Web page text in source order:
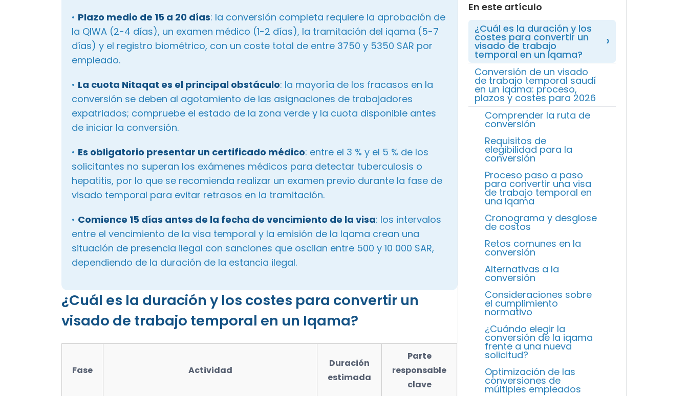
• Plazo medio de 15 a 20 días: la conversión completa requiere la aprobación de
la QIWA (2-4 días), un examen médico (1-2 días), la tramitación del iqama (5-7
días) y el registro biométrico, con un coste total de entre 3750 y 5350 SAR por
empleado.
• La cuota Nitaqat es el principal obstáculo: la mayoría de los fracasos en la
conversión se deben al agotamiento de las asignaciones de trabajadores
expatriados; compruebe el estado de la zona verde y la cuota disponible antes
de iniciar la conversión.
• Es obligatorio presentar un certificado médico: entre el 3 % y el 5 % de los
solicitantes no superan los exámenes médicos para detectar tuberculosis o
hepatitis, por lo que se recomienda realizar un examen previo durante la fase de
visado temporal para evitar retrasos en la tramitación.
• Comience 15 días antes de la fecha de vencimiento de la visa: los intervalos
entre el vencimiento de la visa temporal y la emisión de la Iqama crean una
situación de presencia ilegal con sanciones que oscilan entre 500 y 10 000 SAR,
dependiendo de la duración de la estancia ilegal.
¿Cuál es la duración y los costes para convertir un
visado de trabajo temporal en un Iqama?
Fase Actividad
Duración
estimada
Parte
responsable
clave
En este artículo
¿Cuál es la duración y los
costes para convertir un
visado de trabajo
temporal en un Iqama?
Conversión de un visado
de trabajo temporal saudí
en un iqama: proceso,
plazos y costes para 2026
Comprender la ruta de
conversión
Requisitos de
elegibilidad para la
conversión
Proceso paso a paso
para convertir una visa
de trabajo temporal en
una Iqama
Cronograma y desglose
de costos
Retos comunes en la
conversión
Alternativas a la
conversión
Consideraciones sobre
el cumplimiento
normativo
¿Cuándo elegir la
conversión de la iqama
frente a una nueva
solicitud?
Optimización de las
conversiones de
múltiples empleados